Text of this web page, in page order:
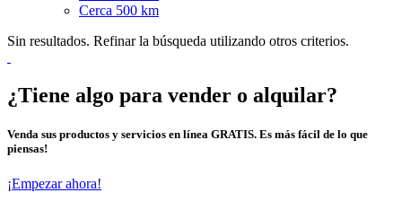
Cerca 500 km
Sin resultados. Refinar la búsqueda utilizando otros criterios.
¿Tiene algo para vender o alquilar?
Venda sus productos y servicios en línea GRATIS. Es más fácil de lo que
piensas!
¡Empezar ahora!